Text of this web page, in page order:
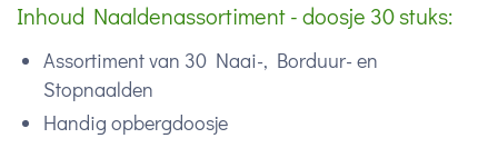
Inhoud Naaldenassortiment - doosje 30 stuks:
Assortiment van 30 Naai-, Borduur- en
Stopnaalden
Handig opbergdoosje